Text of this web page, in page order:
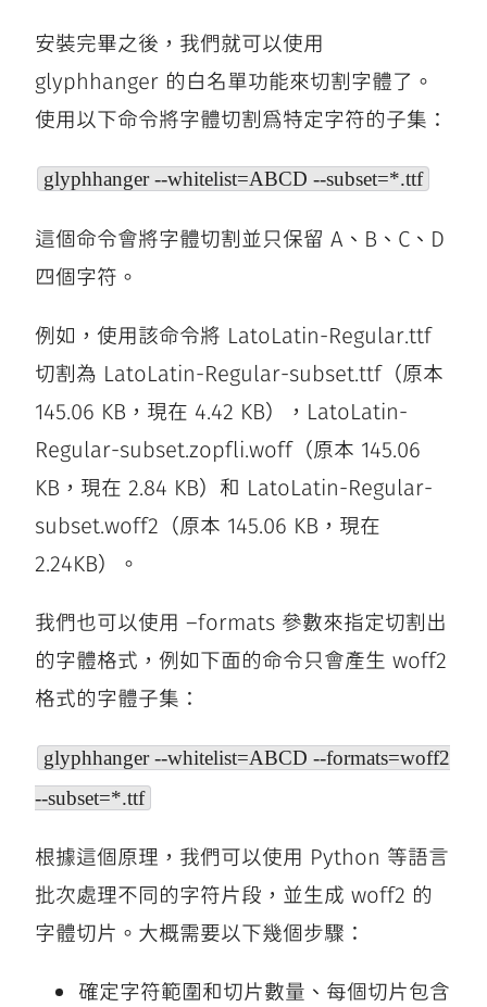
安裝完畢之後，我們就可以使用
glyphhanger 的白名單功能來切割字體了。
使用以下命令將字體切割爲特定字符的子集：
glyphhanger --whitelist=ABCD --subset=*.ttf
這個命令會將字體切割並只保留 A、B、C、D
四個字符。
例如，使用該命令將 LatoLatin-Regular.ttf
切割為 LatoLatin-Regular-subset.ttf（原本
145.06 KB，現在 4.42 KB），LatoLatin-
Regular-subset.zopfli.woff（原本 145.06
KB，現在 2.84 KB）和 LatoLatin-Regular-
subset.woff2（原本 145.06 KB，現在
2.24KB）。
我們也可以使用 –formats 參數來指定切割出
的字體格式，例如下面的命令只會產生 woff2
格式的字體子集：
glyphhanger --whitelist=ABCD --formats=woff2
--subset=*.ttf
根據這個原理，我們可以使用 Python 等語言
批次處理不同的字符片段，並生成 woff2 的
字體切片。大概需要以下幾個步驟：
確定字符範圍和切片數量、每個切片包含